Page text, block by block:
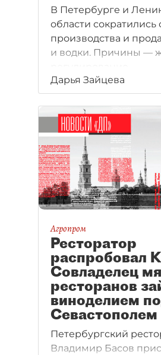
В Петербурге и
области
производства и
и водки. Причины —
и коронавирусные
Дарья Зайцева
Агропром
Ресторатор
распробовал
Совладелец
ресторанов
виноделием
Севастополем
Петербургский
Владимир Басов